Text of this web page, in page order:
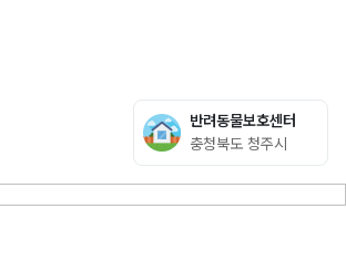
반려동물보호센터
충청북도 청주시